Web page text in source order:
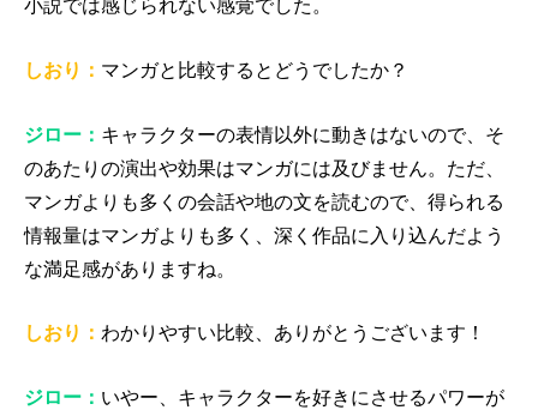
小説では感じられない感覚でした。
しおり： マンガと比較するとどうでしたか？
ジロー： キャラクターの表情以外に動きはないので、そ
のあたりの演出や効果はマンガには及びません。ただ、
マンガよりも多くの会話や地の文を読むので、得られる
情報量はマンガよりも多く、深く作品に入り込んだよう
な満足感がありますね。
しおり： わかりやすい比較、ありがとうございます！
ジロー： いやー、キャラクターを好きにさせるパワーが